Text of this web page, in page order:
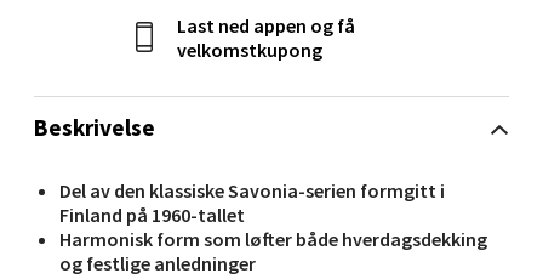
Beskrivelse
Del av den klassiske Savonia-serien formgitt i
Finland på 1960-tallet
Harmonisk form som løfter både hverdagsdekking
og festlige anledninger
Last ned appen og få
velkomstkupong
Mo i Rana - Thon Senter Mo i Rana
Fridtjof Nansensgate 22, 8622 Mo i Rana
Åpent i dag 09-19